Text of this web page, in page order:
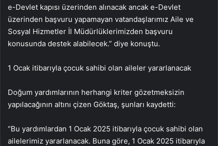
e-Devlet kapısı üzerinden alınacak ancak e-Devlet
üzerinden başvuru yapamayan vatandaşlarımız Aile ve
Sosyal Hizmetler İl Müdürlüklerimizden başvuru
konusunda destek alabilecek.” diye konuştu.
1 Ocak itibarıyla çocuk sahibi olan aileler yararlanacak
Doğum yardımlarının herhangi kriter gözetmeksizin
yapılacağının altını çizen Göktaş, şunları kaydetti:
“Bu yardımlardan 1 Ocak 2025 itibarıyla çocuk sahibi olan
ailelerimiz yararlanacak. Buna göre, 1 Ocak 2025 itibarıyla